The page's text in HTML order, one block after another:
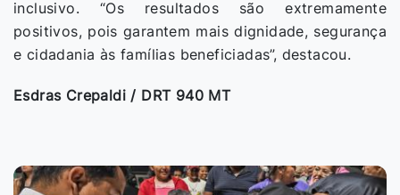
inclusivo. “Os resultados são extremamente
positivos, pois garantem mais dignidade, segurança
e cidadania às famílias beneficiadas”, destacou.
Esdras Crepaldi / DRT 940 MT